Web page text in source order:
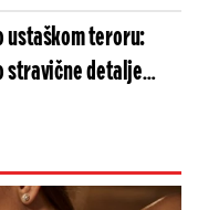
ustaškom teroru:
stravične detalje